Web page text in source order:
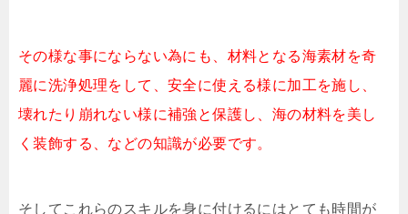
その様な事にならない為にも、材料となる海素材を奇
麗に洗浄処理をして、安全に使える様に加工を施し、
壊れたり崩れない様に補強と保護し、海の材料を美し
く装飾する、などの知識が必要です。
そしてこれらのスキルを身に付けるにはとても時間が